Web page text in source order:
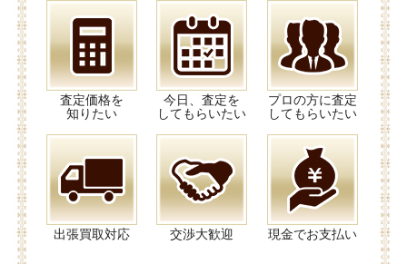
査定価格を
知りたい
今日、査定を
してもらいたい
プロの方に査定
してもらいたい
出張買取対応 交渉大歓迎 現金でお支払い